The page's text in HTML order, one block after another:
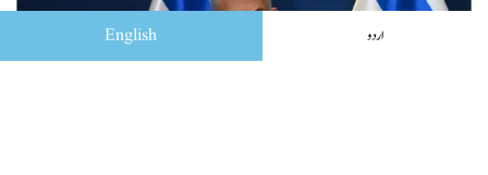
English اردو